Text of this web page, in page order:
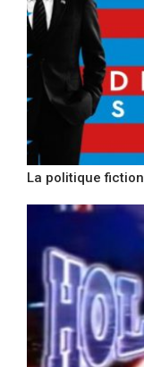
La politique fiction